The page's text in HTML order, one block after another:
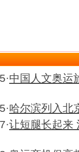
·中国人文奥运
·哈尔滨列入北
·让短腿长起来